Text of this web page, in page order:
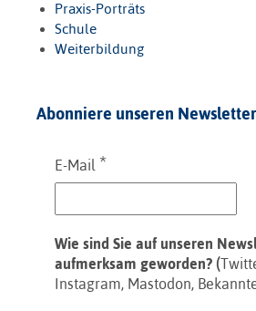
Praxis-Porträts
Schule
Weiterbildung
Abonniere unseren Newsletter
E-Mail *
Wie sind Sie auf unseren
aufmerksam geworden? (
Instagram, Mastodon,